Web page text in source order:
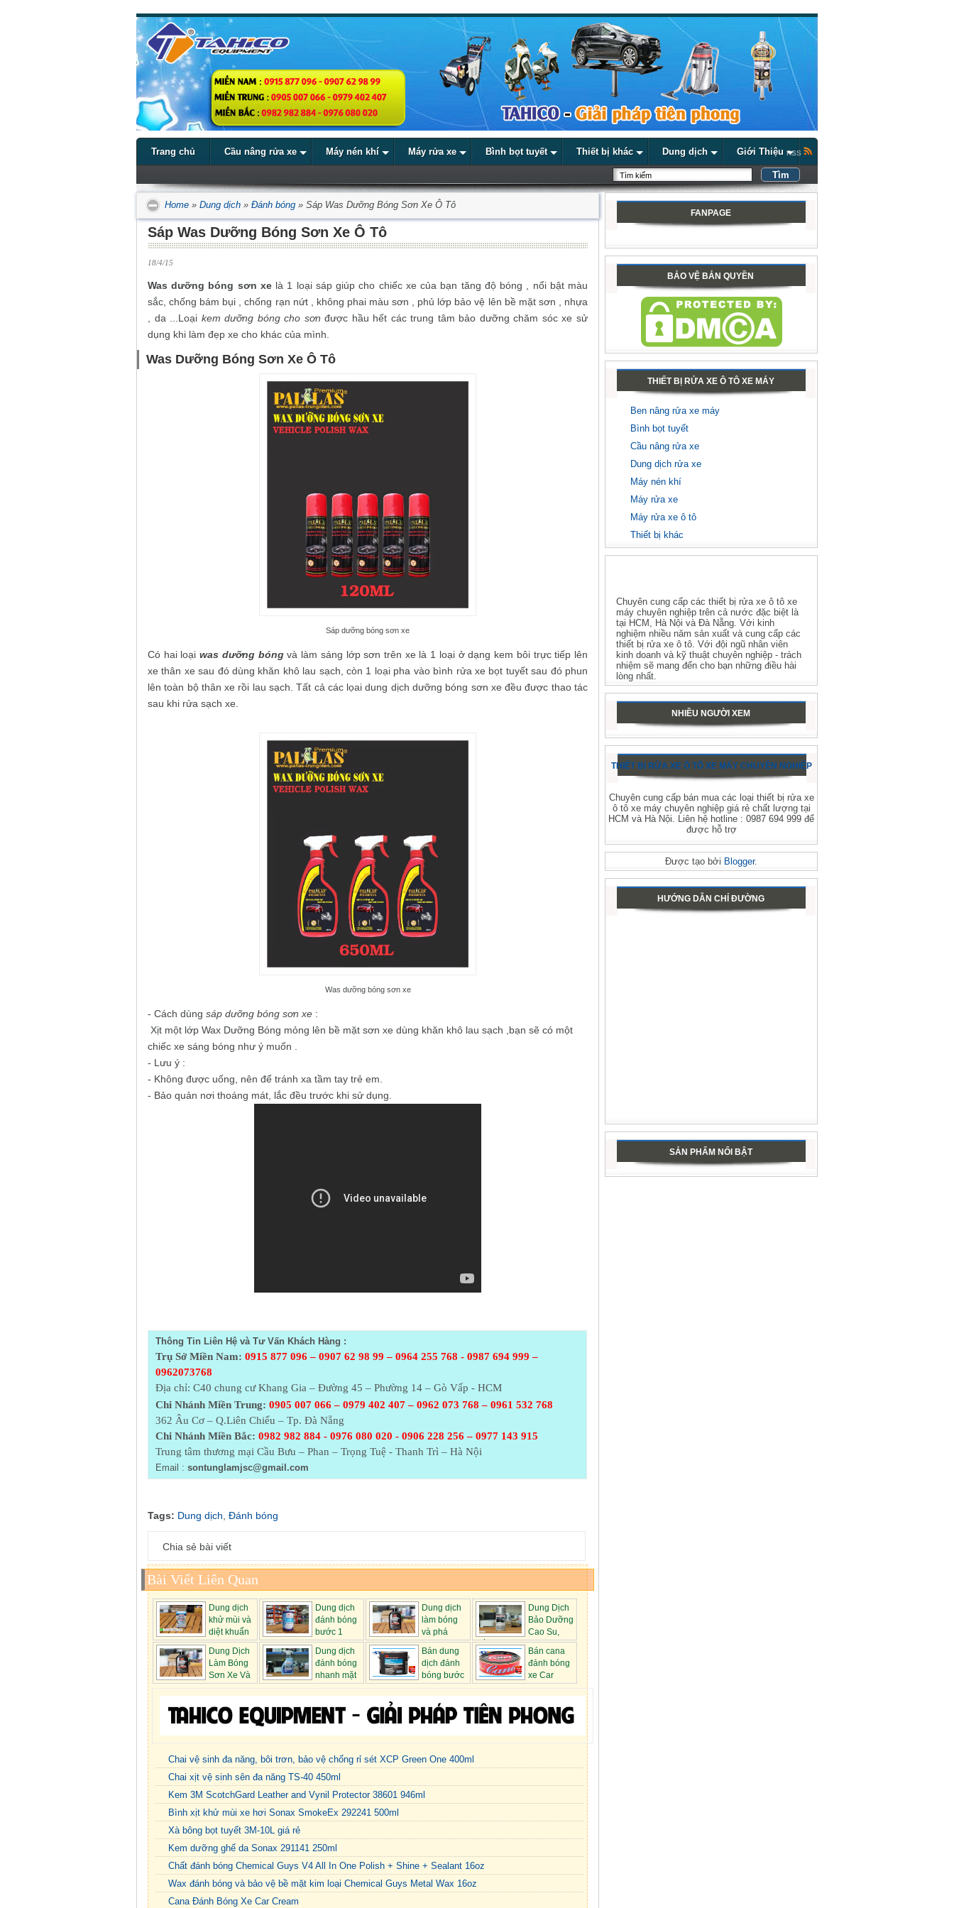
Trang chủ Cầu nâng rửa xe Máy nén khí Máy rửa xe Bình bọt tuyết Thiết bị khác Dung dịch Giới Thiệu RSS
Home » Dung dịch » Đánh bóng » Sáp Was Dưỡng Bóng Sơn Xe Ô Tô
Sáp Was Dưỡng Bóng Sơn Xe Ô Tô
18/4/15
Was dưỡng bóng sơn xelà 1 loại sáp giúp cho chiếc xe của bạn tăng độ bóng , nổi bật màu
sắc, chống bám bụi , chống rạn nứt , không phai màu sơn , phủ lớp bảo vệ lên bề mặt sơn , nhựa
, da ...Loại kem dưỡng bóng cho sơn được hầu hết các trung tâm bảo dưỡng chăm sóc xe sử
dụng khi làm đẹp xe cho khác của mình.
Was Dưỡng Bóng Sơn Xe Ô Tô
Sáp dưỡng bóng sơn xe
Có hai loạiwas dưỡng bóngvà làm sáng lớp sơn trên xe là 1 loại ở dạng kem bôi trực tiếp lên
xe thân xe sau đó dùng khăn khô lau sạch, còn 1 loại pha vào bình rửa xe bọt tuyết sau đó phun
lên toàn bộ thân xe rồi lau sạch. Tất cả các lọai dung dịch dưỡng bóng sơn xe đều được thao tác
sau khi rửa sạch xe.
Was dưỡng bóng sơn xe
- Cách dùng sáp dưỡng bóng sơn xe :
Xịt một lớp Wax Dưỡng Bóng mỏng lên bề mặt sơn xe dùng khăn khô lau sạch ,bạn sẽ có một
chiếc xe sáng bóng như ý muốn .
- Lưu ý :
- Không được uống, nên để tránh xa tầm tay trẻ em.
- Bảo quản nơi thoáng mát, lắc đều trước khi sử dụng.
Thông Tin Liên Hệ và Tư Vấn Khách Hàng :
Trụ Sở Miền Nam: 0915 877 096 – 0907 62 98 99 – 0964 255 768 - 0987 694 999 –
0962073768
Địa chỉ: C40 chung cư Khang Gia – Đường 45 – Phường 14 – Gò Vấp - HCM
Chi Nhánh Miền Trung: 0905 007 066 – 0979 402 407 – 0962 073 768 – 0961 532 768
362 Âu Cơ – Q.Liên Chiểu – Tp. Đà Nẵng
Chi Nhánh Miền Bắc: 0982 982 884 - 0976 080 020 - 0906 228 256 – 0977 143 915
Trung tâm thương mại Cầu Bưu – Phan – Trọng Tuệ - Thanh Trì – Hà Nội
Email : sontunglamjsc@gmail.com
Tags: Dung dịch Đánh bóng
Chia sẻ bài viết
Bài Viết Liên Quan
Dung dịch
khử mùi và
diệt khuẩn
già...
Dung dịch
đánh bóng
bước 1
Dung dịch
làm bóng
và phá
xước 3M 3...
Dung Dịch
Bảo Dưỡng
Cao Su,
Lốp Xe ...
Dung Dịch
Làm Bóng
Sơn Xe Và
Dung dịch
đánh bóng
nhanh mặt
Bán dung
dịch đánh
bóng bước
Bán cana
đánh bóng
xe Car
Chai vệ sinh đa năng, bôi trơn, bảo vệ chống rỉ sét XCP Green One 400ml
Chai xịt vệ sinh sên đa năng TS-40 450ml
Kem 3M ScotchGard Leather and Vynil Protector 38601 946ml
Bình xịt khử mùi xe hơi Sonax SmokeEx 292241 500ml
Xà bông bọt tuyết 3M-10L giá rẻ
Kem dưỡng ghế da Sonax 291141 250ml
Chất đánh bóng Chemical Guys V4 All In One Polish + Shine + Sealant 16oz
Wax đánh bóng và bảo vệ bề mặt kim loại Chemical Guys Metal Wax 16oz
Cana Đánh Bóng Xe Car Cream
FANPAGE
BẢO VỆ BẢN QUYỀN
THIẾT BỊ RỬA XE Ô TÔ XE MÁY
Ben nâng rửa xe máy
Bình bọt tuyết
Cầu nâng rửa xe
Dung dịch rửa xe
Máy nén khí
Máy rửa xe
Máy rửa xe ô tô
Thiết bị khác
Chuyên cung cấp các thiết bị rửa xe ô tô xe
máy chuyên nghiệp trên cả nước đặc biệt là
tại HCM, Hà Nội và Đà Nẵng. Với kinh
nghiệm nhiều năm sản xuất và cung cấp các
thiết bị rửa xe ô tô. Với đội ngũ nhân viên
kinh doanh và kỹ thuật chuyên nghiệp - trách
nhiệm sẽ mang đến cho bạn những điều hài
lòng nhất.
NHIỀU NGƯỜI XEM
THIẾT BỊ RỬA XE Ô TÔ XE MÁY CHUYÊN NGHIỆP
Chuyên cung cấp bán mua các loại thiết bị rửa xe
ô tô xe máy chuyên nghiệp giá rẻ chất lượng tại
HCM và Hà Nội. Liên hệ hotline : 0987 694 999 để
được hỗ trợ
Được tạo bởi Blogger.
HƯỚNG DẪN CHỈ ĐƯỜNG
SẢN PHẨM NỔI BẬT